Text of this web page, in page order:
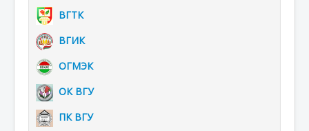
ВГТК
ВГИК
ОГМЭК
ОК ВГУ
ПК ВГУ